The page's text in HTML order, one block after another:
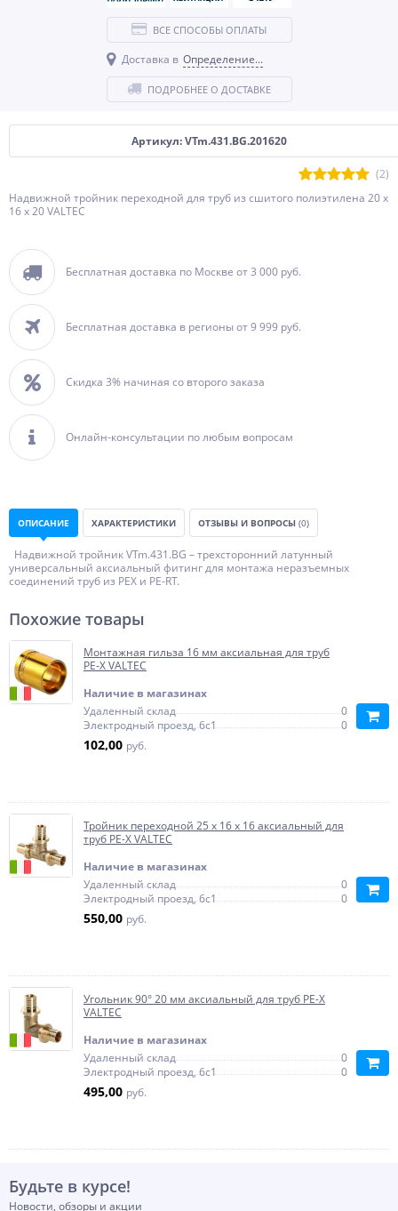
Артикул: VTm.431.BG.201620
(2)
Надвижной тройник переходной для труб из сшитого полиэтилена 20 x
16 x 20 VALTEC
Бесплатная доставка по Москве от 3 000 руб.
Бесплатная доставка в регионы от 9 999 руб.
Скидка 3% начиная со второго заказа
Онлайн-консультации по любым вопросам
ВСЕ СПОСОБЫ ОПЛАТЫ
Доставка в Определение...
ПОДРОБНЕЕ О ДОСТАВКЕ
ОПИСАНИЕ ХАРАКТЕРИСТИКИ ОТЗЫВЫ И ВОПРОСЫ (0)
Надвижной тройник VTm.431.BG – трехсторонний латунный
универсальный аксиальный фитинг для монтажа неразъемных
соединений труб из PEX и PE-RT.
Похожие товары
Монтажная гильза 16 мм аксиальная для труб
PE-X VALTEC
Наличие в магазинах
Удаленный склад
0
Электродный проезд, 6с1
0
102,00 руб.
Тройник переходной 25 x 16 x 16 аксиальный для
труб PE-X VALTEC
Наличие в магазинах
Удаленный склад
0
Электродный проезд, 6с1
0
550,00 руб.
Угольник 90° 20 мм аксиальный для труб PE-X
VALTEC
Наличие в магазинах
Удаленный склад
0
Электродный проезд, 6с1
0
495,00 руб.
Будьте в курсе!
Новости, обзоры и акции